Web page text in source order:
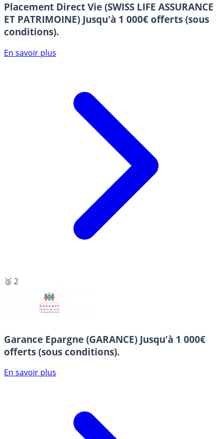
Placement Direct Vie (SWISS LIFE ASSURANCE
ET PATRIMOINE) Jusqu'à 1 000€ offerts (sous
conditions).
En savoir plus
🥈 2
Garance Epargne (GARANCE) Jusqu'à 1 000€
offerts (sous conditions).
En savoir plus